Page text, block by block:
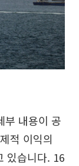
부 내용이 공
적 이익의
있습니다. 16